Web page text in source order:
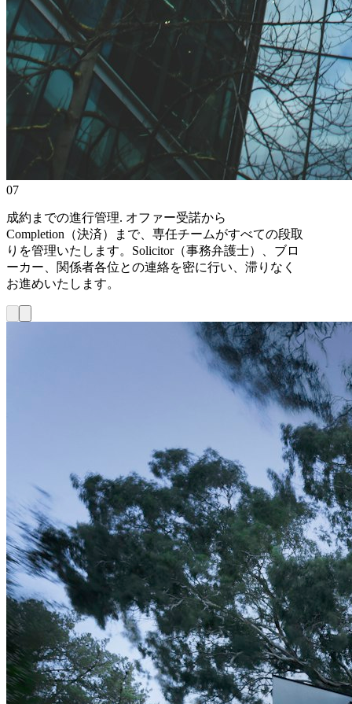
07
成約までの進行管理. オファー受諾から
Completion（決済）まで、専任チームがすべての段取
りを管理いたします。Solicitor（事務弁護士）、ブロ
ーカー、関係者各位との連絡を密に行い、滞りなく
お進めいたします。